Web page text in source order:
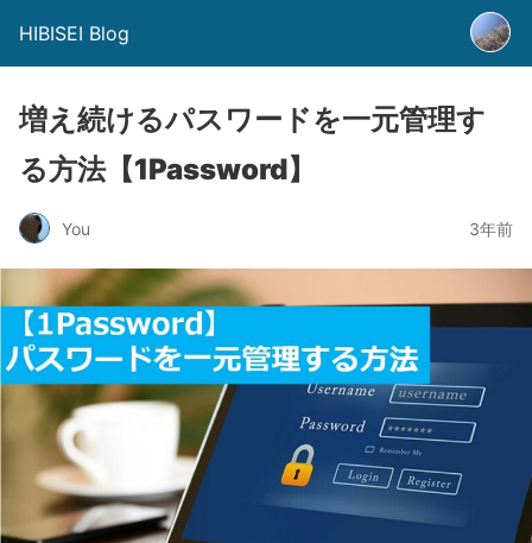
HIBISEI Blog
増え続けるパスワードを一元管理す
る方法【1Password】
You 3年前